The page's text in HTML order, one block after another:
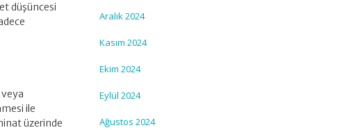
düşüncesi
ile
üzerinde
Aralık 2024
Kasım 2024
Ekim 2024
Eylül 2024
Ağustos 2024